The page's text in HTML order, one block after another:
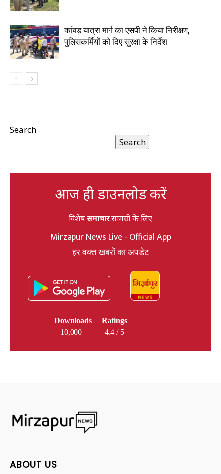
कांवड़ यात्रा मार्ग का एसपी ने किया निरीक्षण,
पुलिसकर्मियों को दिए सुरक्षा के निर्देश
Search
Search
आज ही डाउनलोड करें
विशेषसमाचारसामग्री के लिए
Mirzapur News Live - Official App
हर वक्त खबरों का अपडेट
Downloads
10,000+
Ratings
4.4 / 5
ABOUT US